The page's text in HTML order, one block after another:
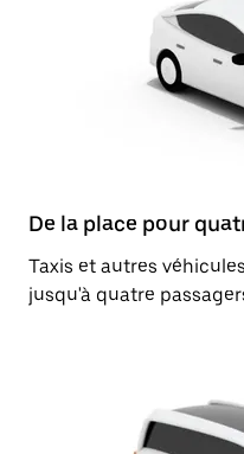
De la place pour
Taxis et autres
jusqu'à quatre